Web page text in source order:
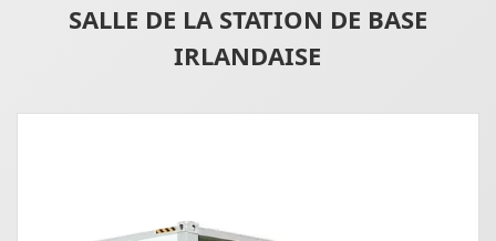
SALLE DE LA STATION DE BASE
IRLANDAISE